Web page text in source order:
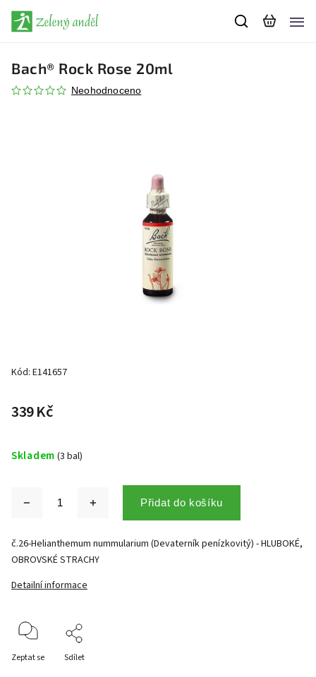
Bach® Rock Rose 20ml
Neohodnoceno
Kód: E141657
339 Kč
Skladem (3 bal)
Přidat do košíku
č.26-Helianthemum nummularium (Devaterník penízkovitý) - HLUBOKÉ,
OBROVSKÉ STRACHY
Detailní informace
Zeptat se Sdílet